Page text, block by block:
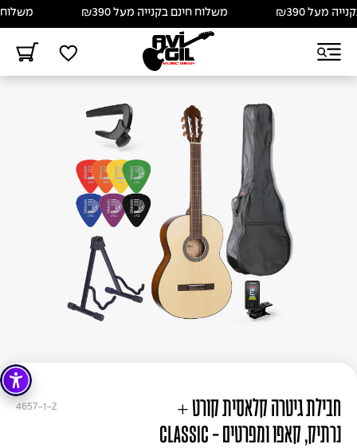
מעל ₪390 משלוח חינם בקנייה מעל ₪390 משלוח
4657-1-2
חבילת גיטרה קלאסית קורט +
נרתיק, קאפו ומפרטים - CLASSIC